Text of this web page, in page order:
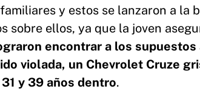
y estos se lanzaron a la
sobre ellos, ya que la joven
encontrar a los supuestos
violada, un Chevrolet Cruze
y 39 años dentro.
de la comisaría Décima de La